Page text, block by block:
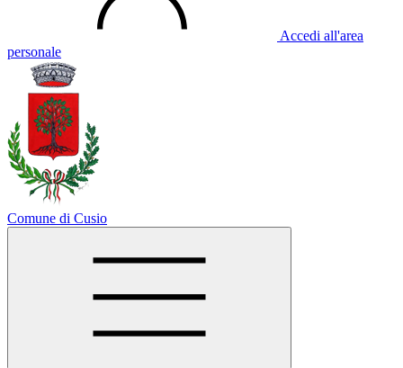
Accedi all'area
personale
Comune di Cusio